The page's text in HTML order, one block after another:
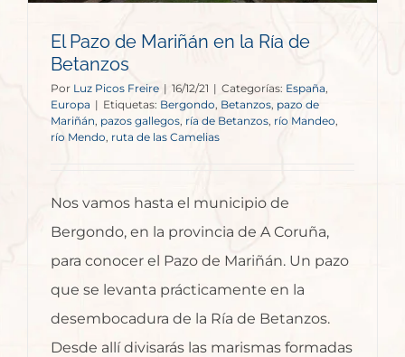
El Pazo de Mariñán en la Ría de
Betanzos
Por Luz Picos Freire | 16/12/21 | Categorías: España,
Europa | Etiquetas: Bergondo, Betanzos, pazo de
Mariñán, pazos gallegos ría de Betanzos río Mandeo
río Mendo ruta de las Camelias
Nos vamos hasta el municipio de
Bergondo, en la provincia de A Coruña,
para conocer el Pazo de Mariñán. Un pazo
que se levanta prácticamente en la
desembocadura de la Ría de Betanzos.
Desde allí divisarás las marismas formadas